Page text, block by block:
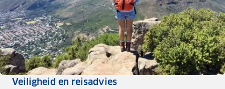
Veiligheid en reisadvies